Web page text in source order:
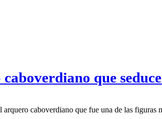
que
caboverdiano que fue una de las figuras